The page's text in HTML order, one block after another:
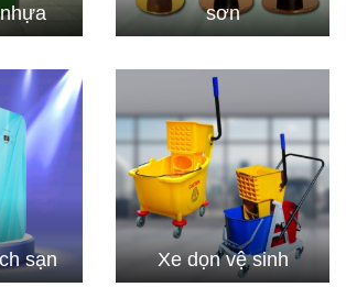
sơn
sạn Xe dọn vệ sinh